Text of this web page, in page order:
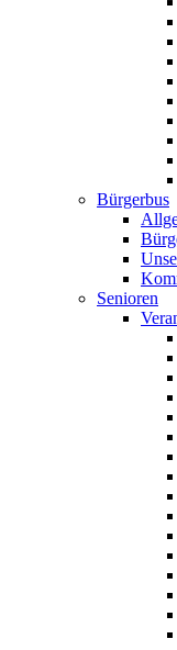
Bürgerbus
Senioren